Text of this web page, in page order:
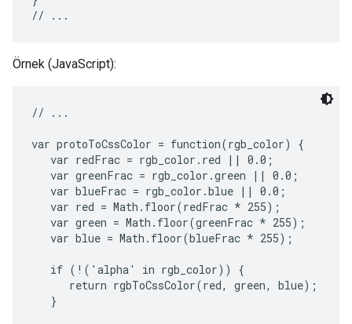
Örnek (JavaScript):
// ...
var protoToCssColor = function(rgb_color) {
   var redFrac = rgb_color.red || 0.0;
   var greenFrac = rgb_color.green || 0.0;
   var blueFrac = rgb_color.blue || 0.0;
   var red = Math.floor(redFrac * 255);
   var green = Math.floor(greenFrac * 255);
   var blue = Math.floor(blueFrac * 255);
   if (!('alpha' in rgb_color)) {
      return rgbToCssColor(red, green, blue);
   }